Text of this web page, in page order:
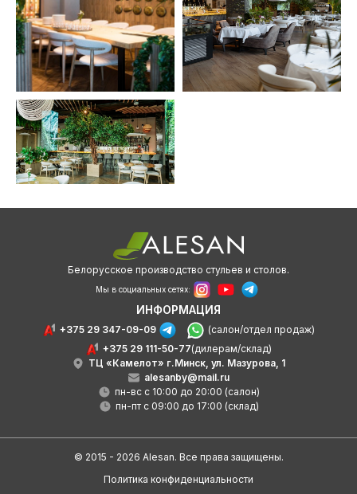
Столы
Комплекты
Диваны
Кресла
Доставка и оплата
Дизайнерам
Как связаться с нами?
+375 29 347-09-09
alesanby@mail.ru
Отдел продаж с 10:00 до 20:00
Контакты
Белорусское производство стульев и столов.
Мы в социальных сетях:
ИНФОРМАЦИЯ
+375 29 347-09-09
(салон/отдел продаж)
+375 29 111-50-77(дилерам/склад)
ТЦ «Камелот» г.Минск, ул. Мазурова, 1
alesanby@mail.ru
пн-вс с 10:00 до 20:00 (салон)
пн-пт с 09:00 до 17:00 (склад)
© 2015 - 2026 Alesan. Все права защищены.
Политика конфиденциальности